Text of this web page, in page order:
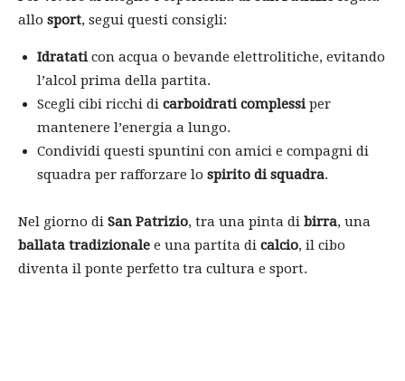
allo sport, segui questi consigli:
Idrataticon acqua o bevande elettrolitiche, evitando
l’alcol prima della partita.
Scegli cibi ricchi di carboidrati complessiper
mantenere l’energia a lungo.
Condividi questi spuntini con amici e compagni di
squadra per rafforzare lo spirito di squadra.
Nel giorno di San Patrizio, tra una pinta di birra, una
ballata tradizionale e una partita di calcio, il cibo
diventa il ponte perfetto tra cultura e sport.